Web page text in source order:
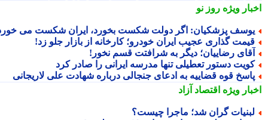
ویژهروز نو
پزشکیان: اگر دولت شکست بخورد، ایران شکست می خورد
گذاری عجیب ایران خودرو؛ کارخانه از بازار جلو زد!
رضاییان؛ دیگر به شرافتت قسم نخور!
دستور تعطیلی تنها مدرسه ایرانی را صادر کرد
قوه قضاییه به ادعای جنجالی درباره شهادت علی لاریجانی
ویژهاقتصاد آزاد
گران شد؛ ماجرا چیست؟